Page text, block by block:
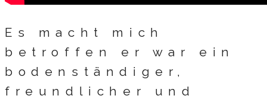
Es macht mich
betroffen er war ein
bodenständiger,
freundlicher und